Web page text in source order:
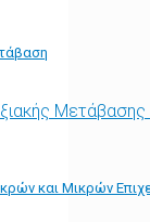
και Μικρών